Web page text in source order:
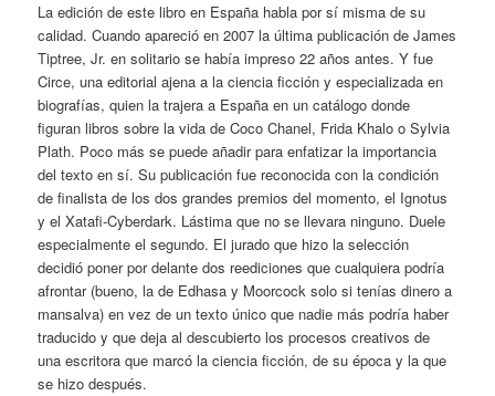
La edición de este libro en España habla por sí misma de su
calidad. Cuando apareció en 2007 la última publicación de James
Tiptree, Jr. en solitario se había impreso 22 años antes. Y fue
Circe, una editorial ajena a la ciencia ficción y especializada en
biografías, quien la trajera a España en un catálogo donde
figuran libros sobre la vida de Coco Chanel, Frida Khalo o Sylvia
Plath. Poco más se puede añadir para enfatizar la importancia
del texto en sí. Su publicación fue reconocida con la condición
de finalista de los dos grandes premios del momento, el Ignotus
y el Xatafi-Cyberdark. Lástima que no se llevara ninguno. Duele
especialmente el segundo. El jurado que hizo la selección
decidió poner por delante dos reediciones que cualquiera podría
afrontar (bueno, la de Edhasa y Moorcock solo si tenías dinero a
mansalva) en vez de un texto único que nadie más podría haber
traducido y que deja al descubierto los procesos creativos de
una escritora que marcó la ciencia ficción, de su época y la que
se hizo después.